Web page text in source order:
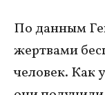
По данным
жертвами
человек. Как